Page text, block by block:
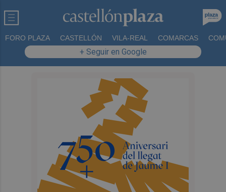
FORO PLAZA CASTELLÓN VILA-REAL COMARCAS
+ Seguir en Google